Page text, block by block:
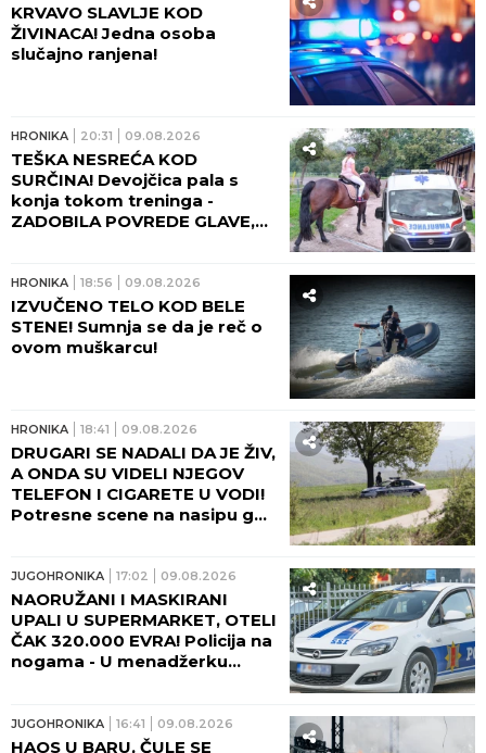
KRVAVO SLAVLJE KOD
ŽIVINACA! Jedna osoba
slučajno ranjena!
HRONIKA 20:31 09.08.2026
TEŠKA NESREĆA KOD
SURČINA! Devojčica pala s
konja tokom treninga -
ZADOBILA POVREDE GLAVE,
HRONIKA 18:56 09.08.2026
IZVUČENO TELO KOD BELE
STENE! Sumnja se da je reč o
ovom muškarcu!
HRONIKA 18:41 09.08.2026
DRUGARI SE NADALI DA JE ŽIV,
A ONDA SU VIDELI NJEGOV
TELEFON I CIGARETE U VODI!
Potresne scene na nasipu gde
JUGOHRONIKA 17:02 09.08.2026
NAORUŽANI I MASKIRANI
UPALI U SUPERMARKET, OTELI
ČAK 320.000 EVRA! Policija na
nogama - U menadžerku
JUGOHRONIKA 16:41 09.08.2026
HAOS U BARU, ČULE SE